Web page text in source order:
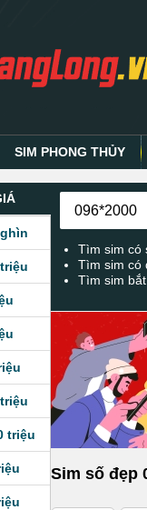
SIM PHONG THỦY
triệu
Tìm sim có
Tìm sim có
Tìm sim
Sim số đẹp